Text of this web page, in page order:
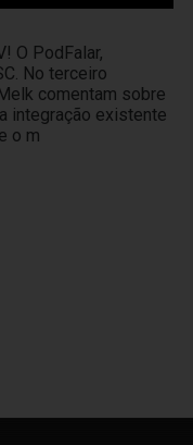
O PodFalar,
No terceiro
comentam sobre
integração existente
o m